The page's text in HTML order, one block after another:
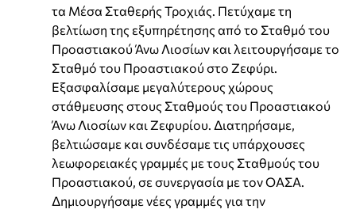
τα Μέσα Σταθερής Τροχιάς. Πετύχαμε τη
βελτίωση της εξυπηρέτησης από το Σταθμό του
Προαστιακού Άνω Λιοσίων και λειτουργήσαμε το
Σταθμό του Προαστιακού στο Ζεφύρι.
Εξασφαλίσαμε μεγαλύτερους χώρους
στάθμευσης στους Σταθμούς του Προαστιακού
Άνω Λιοσίων και Ζεφυρίου. Διατηρήσαμε,
βελτιώσαμε και συνδέσαμε τις υπάρχουσες
λεωφορειακές γραμμές με τους Σταθμούς του
Προαστιακού, σε συνεργασία με τον ΟΑΣΑ.
Δημιουργήσαμε νέες γραμμές για την